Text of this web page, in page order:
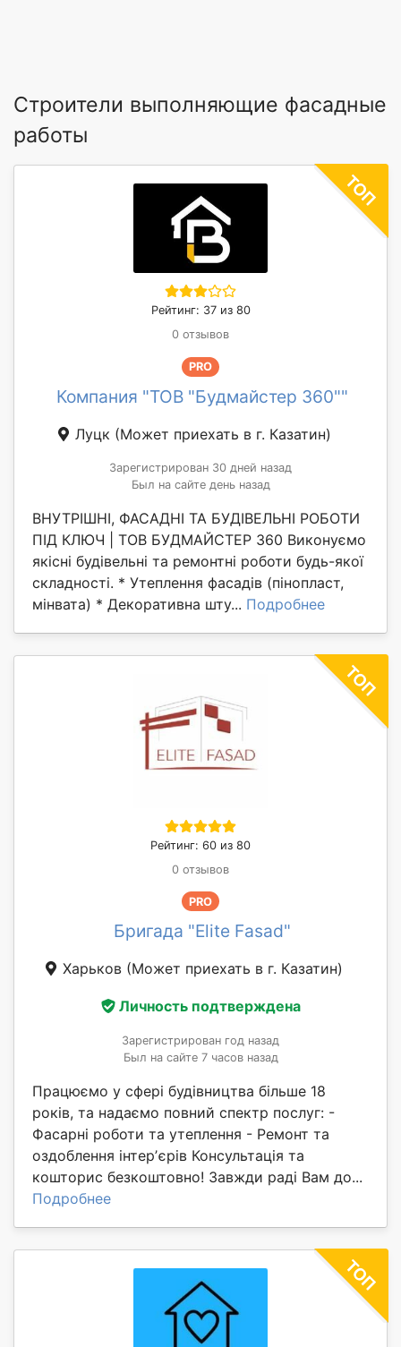
Строители выполняющие фасадные
работы
Рейтинг: 37 из 80
0 отзывов
PRO
Компания "ТОВ "Будмайстер 360""
Луцк (Может приехать в г. Казатин)
Зарегистрирован 30 дней назад
Был на сайте день назад
ВНУТРІШНІ, ФАСАДНІ ТА БУДІВЕЛЬНІ РОБОТИ
ПІД КЛЮЧ | ТОВ БУДМАЙСТЕР 360 Виконуємо
якісні будівельні та ремонтні роботи будь-якої
складності. * Утеплення фасадів (пінопласт,
мінвата) * Декоративна шту... Подробнее
Рейтинг: 60 из 80
0 отзывов
PRO
Бригада "Elite Fasad"
Харьков (Может приехать в г. Казатин)
Личность подтверждена
Зарегистрирован год назад
Был на сайте 7 часов назад
Працюємо у сфері будівництва більше 18
років, та надаємо повний спектр послуг: -
Фасарні роботи та утеплення - Ремонт та
оздоблення інтерʼєрів Консультація та
кошторис безкоштовно! Завжди раді Вам до...
Подробнее